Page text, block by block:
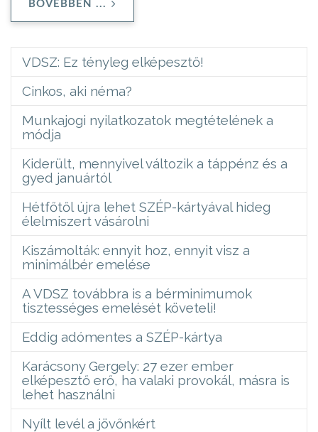
BŐVEBBEN ...
VDSZ: Ez tényleg elképesztő!
Cinkos, aki néma?
Munkajogi nyilatkozatok megtételének a
módja
Kiderült, mennyivel változik a táppénz és a
gyed januártól
Hétfőtől újra lehet SZÉP-kártyával hideg
élelmiszert vásárolni
Kiszámolták: ennyit hoz, ennyit visz a
minimálbér emelése
A VDSZ továbbra is a bérminimumok
tisztességes emelését követeli!
Eddig adómentes a SZÉP-kártya
Karácsony Gergely: 27 ezer ember
elképesztő erő, ha valaki provokál, másra is
lehet használni
Nyílt levél a jövőnkért